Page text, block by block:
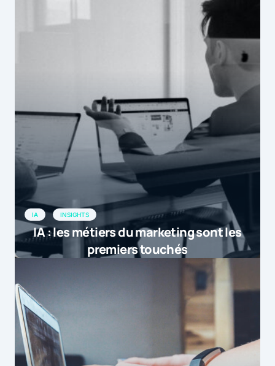
IA INSIGHTS
IA : les métiers du marketing sont les
premiers touchés